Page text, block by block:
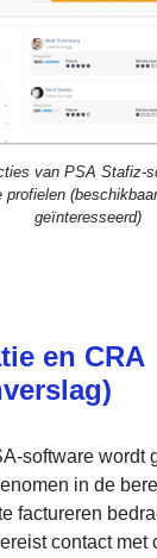
van PSA Stafiz-
geïnteresseerd)
en CRA
software wordt
in de
factureren
contact met